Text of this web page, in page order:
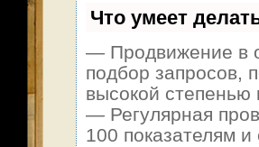
Что умеет
— Продвижение в
подбор запросов,
высокой степенью
— Регулярная
100 показателям